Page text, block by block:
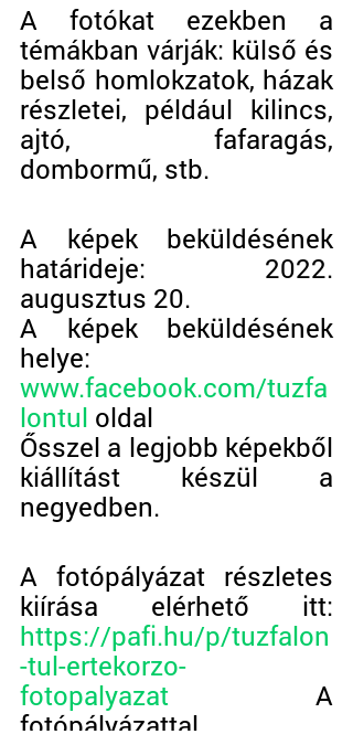
A fotókat ezekben a
témákban várják: külső és
belső homlokzatok, házak
részletei, például kilincs,
ajtó, fafaragás,
dombormű, stb.
A képek beküldésének
határideje:  2022.
augusztus 20.
A képek beküldésének
www.facebook.com/tuzfa
lontul oldal
Ősszel a legjobb képekből
kiállítást készül a
negyedben.
A fotópályázat részletes
https://pafi.hu/p/tuzfalon
-tul-ertekorzo-
fotopalyazat A
fotópályázattal